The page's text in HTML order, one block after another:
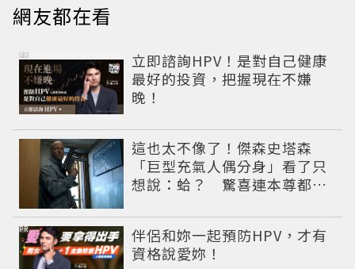
網友都在看
立即諮詢HPV！是對自己健康
最好的投資，把握現在不嫌
晚！
PR
這也太不像了！傑森史塔森
「巨型充氣人偶分身」看了只
想說：蛤？ 驚喜連本尊都吐
伴侶和妳一起預防HPV，才有
資格說愛妳！
PR